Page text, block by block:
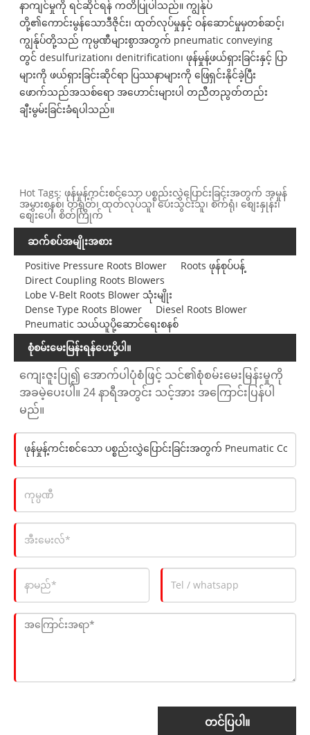
နာကျင်မှုကို ရင်ဆိုင်ရန် ကတိပြုပါသည်။ ကျွန်ုပ်
တို့၏ကောင်းမွန်သောဒီဇိုင်း၊ ထုတ်လုပ်မှုနှင့် ဝန်ဆောင်မှုမှတစ်ဆင့်၊
ကျွန်ုပ်တို့သည် ကုမ္ပဏီများစွာအတွက် pneumatic conveying
တွင် desulfurization၊ denitrification၊ ဖုန်မှုန့်ဖယ်ရှားခြင်းနှင့် ပြာ
များကို ဖယ်ရှားခြင်းဆိုင်ရာ ပြဿနာများကို ဖြေရှင်းနိုင်ခဲ့ပြီး
ဖောက်သည်အသစ်ရော အဟောင်းများပါ တညီတညွတ်တည်း
ချီးမွမ်းခြင်းခံရပါသည်။
Hot Tags: ဖုန်မှုန့်ကင်းစင်သော ပစ္စည်းလွှဲပြောင်းခြင်းအတွက် အမှုန်
အမွှားစနစ်၊ တရုတ်၊ ထုတ်လုပ်သူ၊ ပေးသွင်းသူ၊ စက်ရုံ၊ စျေးနှုန်း၊
စျေးပေါ၊ စိတ်ကြိုက်
ဆက်စပ်အမျိုးအစား
Positive Pressure Roots Blower
Roots ဖုန်စုပ်ပန့်
Direct Coupling Roots Blowers
Lobe V-Belt Roots Blower သုံးမျိုး
Dense Type Roots Blower
Diesel Roots Blower
Pneumatic သယ်ယူပို့ဆောင်ရေးစနစ်
စုံစမ်းမေးမြန်းရန်ပေးပို့ပါ။
ကျေးဇူးပြု၍ အောက်ပါပုံစံဖြင့် သင်၏စုံစမ်းမေးမြန်းမှုကို
အခမဲ့ပေးပါ။ 24 နာရီအတွင်း သင့်အား အကြောင်းပြန်ပါ
မည်။
တင်ပြပါ။